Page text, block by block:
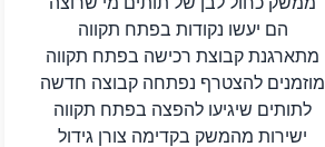
הם יעשו נקודות בפתח תקווה
מתארגנת קבוצת רכישה בפתח תקווה
מוזמנים להצטרף נפתחה קבוצה חדשה
לתותים שיגיעו להפצה בפתח תקווה
ישירות מהמשק בקדימה צורן גידול